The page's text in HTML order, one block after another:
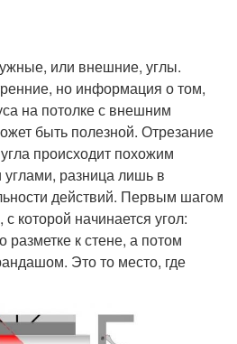
или внешние, углы.
но информация о том,
на потолке с внешним
быть полезной. Отрезание
происходит похожим
разница лишь в
действий. Первым шагом
с которой начинается угол:
разметке к стене, а потом
Это то место, где